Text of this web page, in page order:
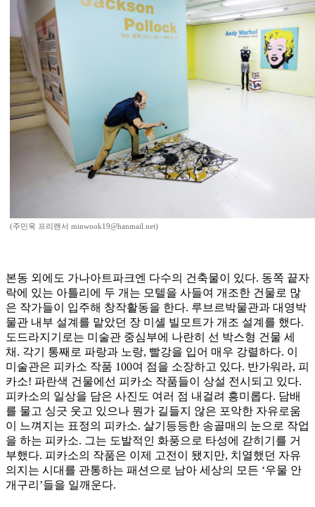
(주민욱 프리랜서 minwook19@hanmail.net)
본동 외에도 가나아트파크엔 다수의 건축물이 있다. 동쪽 끝자
락에 있는 아틀리에 두 개는 모텔을 사들여 개조한 건물로 많
은 작가들이 입주해 창작활동을 한다. 루브르박물관과 대영박
물관 내부 설계를 맡았던 장 미셸 빌모트가 개조 설계를 했다.
도드라지기로는 미술관 중심부에 나란히 선 박스형 건물 세
채. 각기 통째로 파랑과 노랑, 빨강을 입어 매우 강렬하다. 이
미술관은 피카소 작품 100여 점을 소장하고 있다. 반가워라, 피
카소! 파란색 건물에선 피카소 작품들이 상설 전시되고 있다.
피카소의 일상을 담은 사진도 여러 점 내걸려 흥미롭다. 담배
를 물고 싱긋 웃고 있으나 뭔가 길들지 않은 포악한 자유로움
이 느껴지는 표정의 피카소. 살기등등한 송골매의 눈으로 작업
을 하는 피카소. 그는 도발적인 화풍으로 타성에 갇히기를 거
부했다. 피카소의 작품은 이제 고전이 됐지만, 치열했던 자유
의지는 시대를 관통하는 패션으로 남아 세상의 모든 ‘우물 안
개구리’들을 일깨운다.